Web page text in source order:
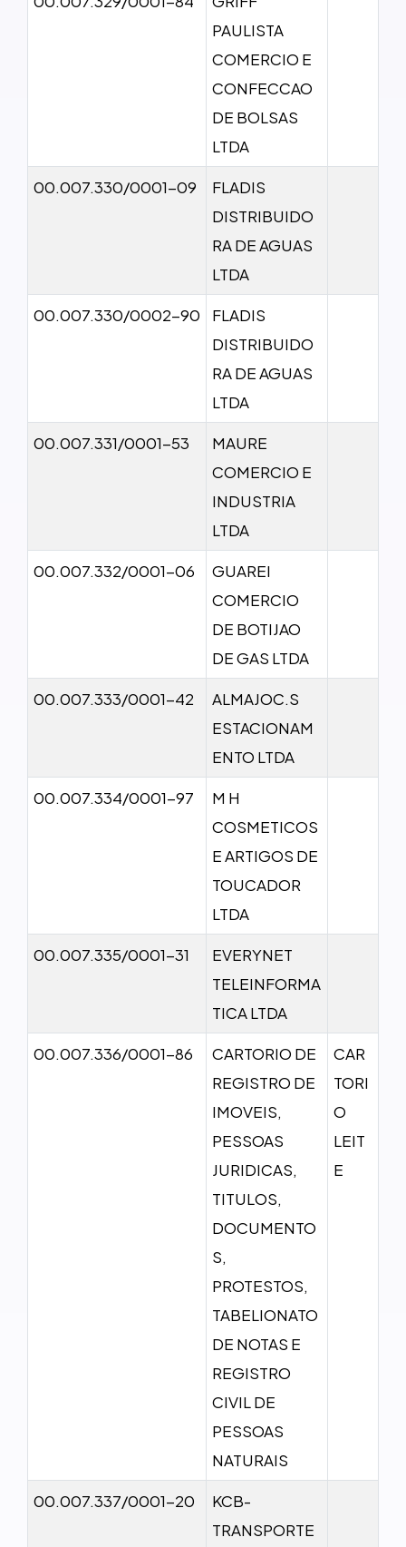
PAULISTA
COMERCIO E
CONFECCAO
DE BOLSAS
LTDA
00.007.330/0001-09
FLADIS
DISTRIBUIDO
RA DE AGUAS
LTDA
00.007.330/0002-90
FLADIS
DISTRIBUIDO
RA DE AGUAS
LTDA
00.007.331/0001-53
MAURE
COMERCIO E
INDUSTRIA
LTDA
00.007.332/0001-06
GUAREI
COMERCIO
DE BOTIJAO
DE GAS LTDA
00.007.333/0001-42
ALMAJOC.S
ESTACIONAM
ENTO LTDA
00.007.334/0001-97
M H
COSMETICOS
E ARTIGOS DE
TOUCADOR
LTDA
00.007.335/0001-31
EVERYNET
TELEINFORMA
TICA LTDA
00.007.336/0001-86
CARTORIO DE
REGISTRO DE
IMOVEIS,
PESSOAS
JURIDICAS,
TITULOS,
DOCUMENTO
S,
PROTESTOS,
TABELIONATO
DE NOTAS E
REGISTRO
CIVIL DE
PESSOAS
NATURAIS
CAR
TORI
O
LEIT
E
00.007.337/0001-20
KCB-
TRANSPORTE